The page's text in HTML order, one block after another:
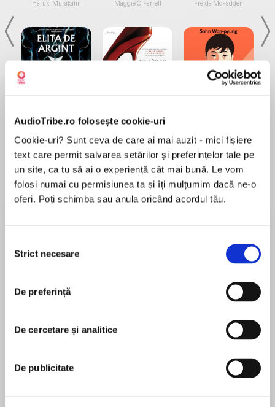
AudioTribe.ro folosește cookie-uri
Cookie-uri? Sunt ceva de care ai mai auzit - mici fișiere
text care permit salvarea setărilor și preferințelor tale pe
un site, ca tu să ai o experiență cât mai bună. Le vom
folosi numai cu permisiunea ta și îți mulțumim dacă ne-o
oferi. Poți schimba sau anula oricând acordul tău.
consimțământului
Strict necesare
De preferință
De cercetare și analitice
De publicitate
Haruki Murakami
de...
Dani Francis
Maggie O'Farrell
la...
Lauren Weisberger
Freida McFadden
Desprecarte
When you gamble at love . . .
inherited earldom is bankrupt, he sets about
rebuilding the family fortune—in the gaming
hells of London. But the most daring wager he
takes isn’t at cards. A wealthy tradesman
spinster daughter and Hugh’s debts will be paid
and his fortune made. The only catch is that she
În acest moment nu există recenzii
Caroline Linden
Caroline Linden knew from an early age she was a
reader, not a writer. She earned a math degree